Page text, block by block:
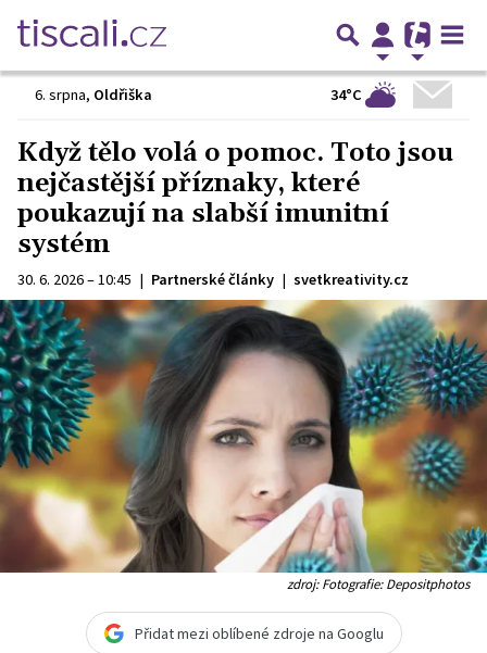
6. srpna, Oldřiška 34°C
Když tělo volá o pomoc. Toto jsou
nejčastější příznaky, které
poukazují na slabší imunitní
systém
30. 6. 2026 – 10:45 | Partnerské články | svetkreativity.cz
zdroj: Fotografie: Depositphotos
Přidat mezi oblíbené zdroje na Googlu